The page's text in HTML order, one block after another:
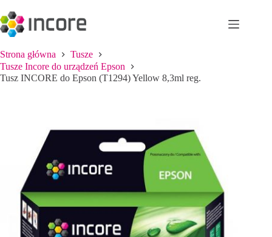
do
treści
Strona główna
Tusze
Tusze Incore do urządzeń Epson
Tusz INCORE do Epson (T1294) Yellow 8,3ml reg.